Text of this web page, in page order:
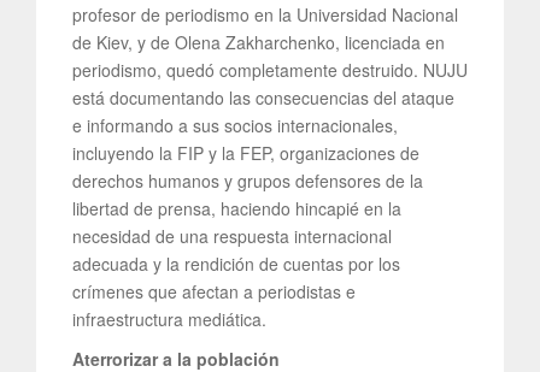
profesor de periodismo en la Universidad Nacional
de Kiev, y de Olena Zakharchenko, licenciada en
periodismo, quedó completamente destruido. NUJU
está documentando las consecuencias del ataque
e informando a sus socios internacionales,
incluyendo la FIP y la FEP, organizaciones de
derechos humanos y grupos defensores de la
libertad de prensa, haciendo hincapié en la
necesidad de una respuesta internacional
adecuada y la rendición de cuentas por los
crímenes que afectan a periodistas e
infraestructura mediática.
Aterrorizar a la población